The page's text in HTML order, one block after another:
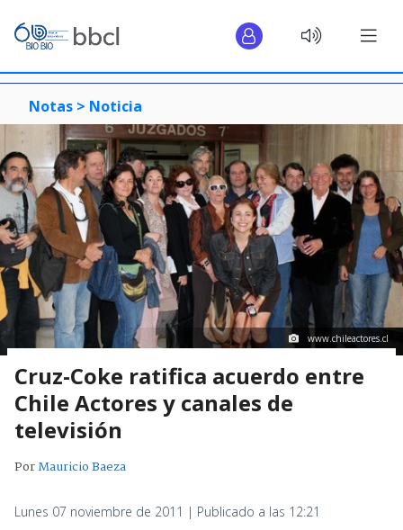
Notas > Noticia
www.chileactores.cl
Cruz-Coke ratifica acuerdo entre
Chile Actores y canales de
televisión
PorMauricio Baeza
Lunes 07 noviembre de 2011 | Publicado a las 12:21